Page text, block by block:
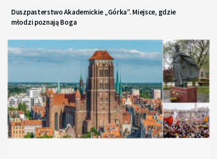
Duszpasterstwo Akademickie „Górka”. Miejsce, gdzie
młodzi poznają Boga